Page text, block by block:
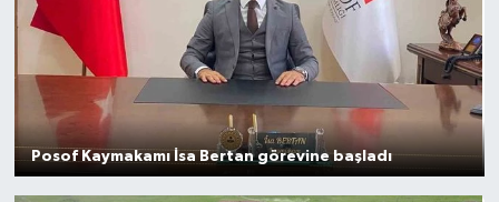
Posof Kaymakamı İsa Bertan görevine başladı
Eğitim